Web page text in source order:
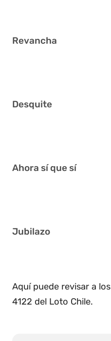
Revancha
Desquite
Ahora sí que sí
Jubilazo
Aquí puede revisar a los
4122 del Loto Chile.